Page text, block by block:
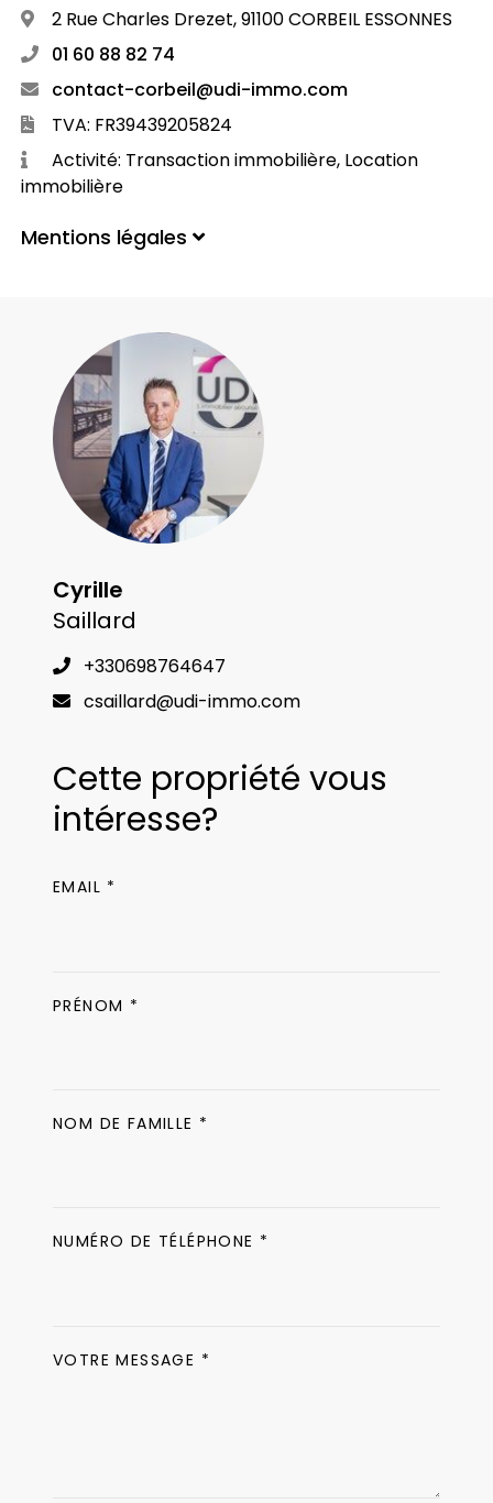
2 Rue Charles Drezet, 91100 CORBEIL ESSONNES
01 60 88 82 74
contact-corbeil@udi-immo.com
TVA: FR39439205824
Activité: Transaction immobilière, Location
immobilière
Mentions légales
Cyrille
Saillard
+330698764647
csaillard@udi-immo.com
Cette propriété vous
intéresse?
PRÉNOM *
EMAIL *
NOM DE FAMILLE *
NUMÉRO DE TÉLÉPHONE *
VOTRE MESSAGE *